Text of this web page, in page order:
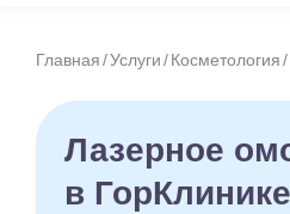
Главная Услуги Косметология
Лазерное
в ГорКлинике